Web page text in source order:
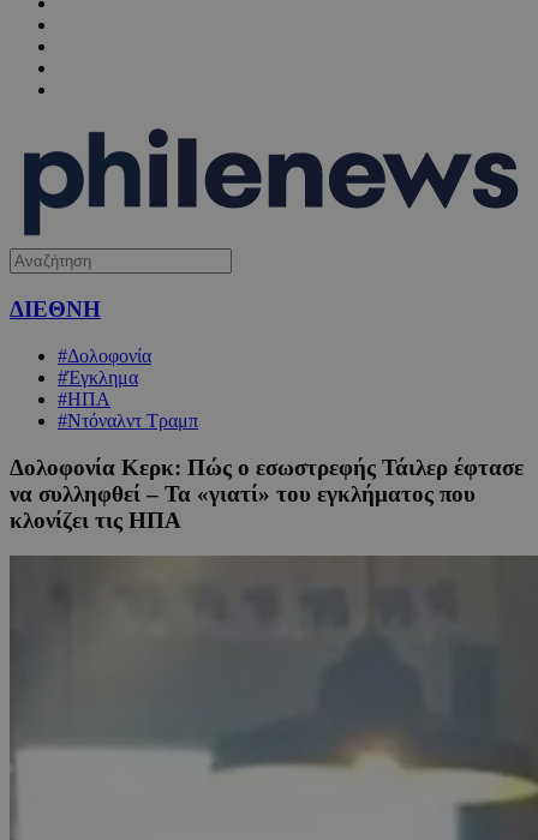
ΔΙΕΘΝΗ
#Δολοφονία
#Έγκλημα
#ΗΠΑ
#Ντόναλντ Τραμπ
Δολοφονία Κερκ: Πώς ο εσωστρεφής Τάιλερ έφτασε
να συλληφθεί – Τα «γιατί» του εγκλήματος που
κλονίζει τις ΗΠΑ